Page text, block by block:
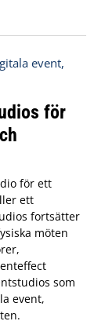
för
för ett
ett
fortsätter
möten
som
event,